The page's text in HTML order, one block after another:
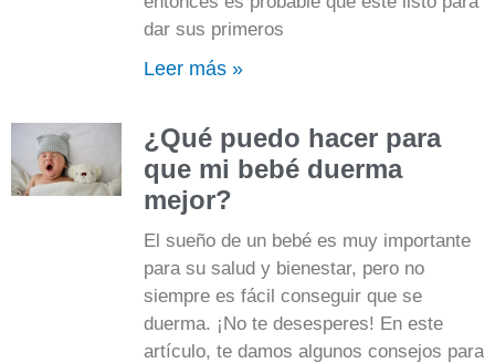
dar sus primeros
Leer más »
¿Qué puedo hacer para
que mi bebé duerma
mejor?
El sueño de un bebé es muy importante
para su salud y bienestar, pero no
siempre es fácil conseguir que se
duerma. ¡No te desesperes! En este
artículo, te damos algunos consejos para